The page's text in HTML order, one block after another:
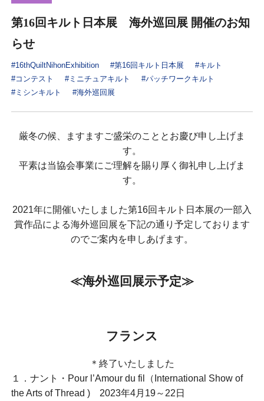
第16回キルト日本展 海外巡回展 開催のお知
らせ
#16thQuiltNihonExhibition #第16回キルト日本展
#キルト
#コンテスト
#ミニチュアキルト
#パッチワークキルト
#ミシンキルト
#海外巡回展
厳冬の候、ますますご盛栄のこととお慶び申し上げま
す。
平素は当協会事業にご理解を賜り厚く御礼申し上げま
す。
2021年に開催いたしました第16回キルト日本展の一部入
賞作品による海外巡回展を下記の通り予定しております
のでご案内を申しあげます。
≪海外巡回展示予定≫
フランス
＊終了いたしました
１．ナント・Pour l’Amour du fil（International Show of
the Arts of Thread ) 2023年4月19～22日